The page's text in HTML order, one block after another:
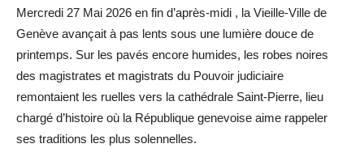
Mercredi 27 Mai 2026 en fin d’après-midi , la Vieille-Ville de
Genève avançait à pas lents sous une lumière douce de
printemps. Sur les pavés encore humides, les robes noires
des magistrates et magistrats du Pouvoir judiciaire
remontaient les ruelles vers la cathédrale Saint-Pierre, lieu
chargé d’histoire où la République genevoise aime rappeler
ses traditions les plus solennelles.